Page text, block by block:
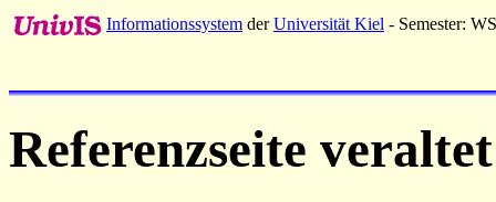
Informationssystem derUniversität Kiel - Semester:
Referenzseite veraltet